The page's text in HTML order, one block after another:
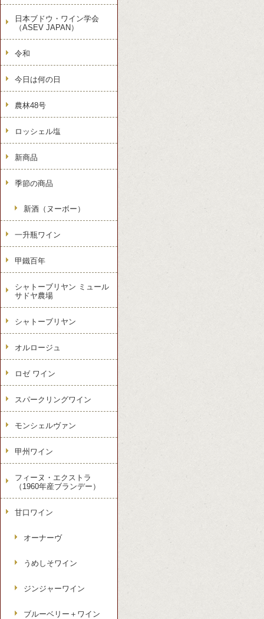
日本ブドウ・ワイン学会
（ASEV JAPAN）
令和
今日は何の日
農林48号
ロッシェル塩
新商品
季節の商品
新酒（ヌーボー）
一升瓶ワイン
甲鐵百年
シャトーブリヤン ミュール
サドヤ農場
シャトーブリヤン
オルロージュ
ロゼ ワイン
スパークリングワイン
モンシェルヴァン
甲州ワイン
フィーヌ・エクストラ
（1960年産ブランデー）
甘口ワイン
オーナーヴ
うめしそワイン
ジンジャーワイン
ブルーベリー＋ワイン